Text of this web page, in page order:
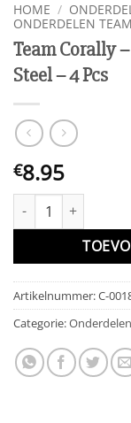
HOME /
ONDERDELEN
Team Corally
Steel – 4 Pcs
€8.95
Team Corally -
Artikelnummer:C-
Categorie: